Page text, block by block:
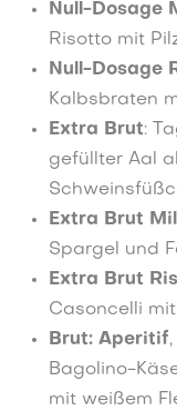
Null-Dosage
Risotto mit
Null-Dosage
Kalbsbraten
Extra Brut:
gefüllter Aal
Extra Brut
Spargel und
Extra Brut
Casoncelli
Brut: Aperitif
Bagolino-
mit weißem